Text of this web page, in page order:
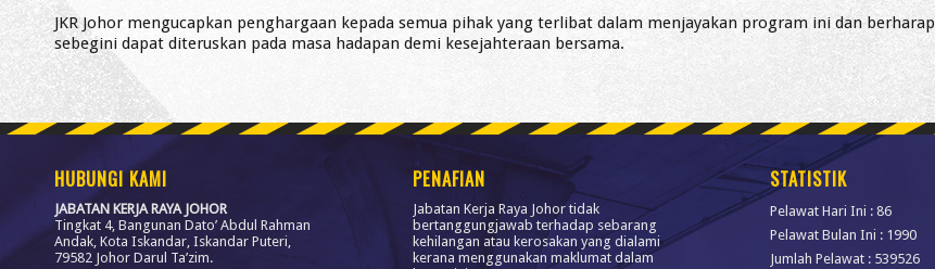
JKR Johor mengucapkan penghargaan kepada semua pihak yang terlibat dalam menjayakan program ini dan
sebegini dapat diteruskan pada masa hadapan demi kesejahteraan bersama.
HUBUNGI KAMI
JABATAN KERJA RAYA JOHOR
Tingkat 4, Bangunan Dato’ Abdul Rahman
Andak, Kota Iskandar, Iskandar Puteri,
79582 Johor Darul Ta’zim.
PENAFIAN
Jabatan Kerja Raya Johor tidak
bertanggungjawab terhadap sebarang
kehilangan atau kerosakan yang dialami
kerana menggunakan maklumat dalam
STATISTIK
Pelawat Hari Ini : 86
Pelawat Bulan Ini : 1990
Jumlah Pelawat : 539526